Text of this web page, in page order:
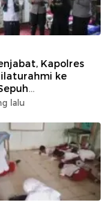
Kapolres
ke
lalu